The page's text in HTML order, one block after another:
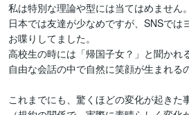
私は特別な理論や型には当てはめません。
日本では友達が少なめですが、SNSでは
お喋りしてました。
高校生の時には「帰国子女？」と聞かれ
自由な会話の中で自然に笑顔が生まれる
これまでにも、驚くほどの変化が起きた